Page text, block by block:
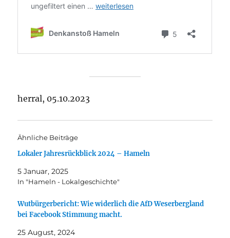
herral, 05.10.2023
Ähnliche Beiträge
Lokaler Jahresrückblick 2024 – Hameln
5 Januar, 2025
In "Hameln - Lokalgeschichte"
Wutbürgerbericht: Wie widerlich die AfD Weserbergland
bei Facebook Stimmung macht.
25 August, 2024